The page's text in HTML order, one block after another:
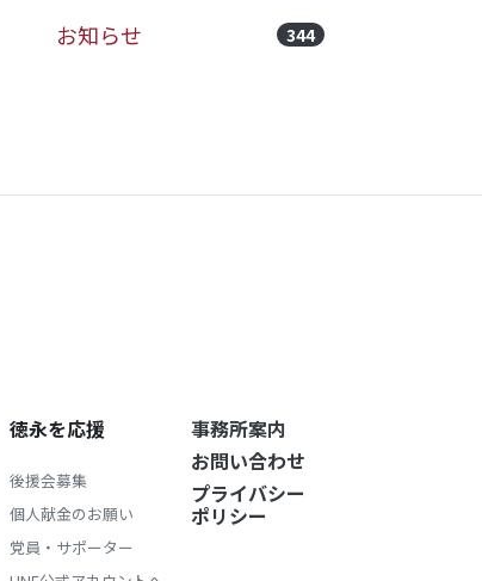
お知らせ 344
徳永を応援
後援会募集
個人献金のお願い
党員・サポーター
事務所案内
お問い合わせ
プライバシー
ポリシー